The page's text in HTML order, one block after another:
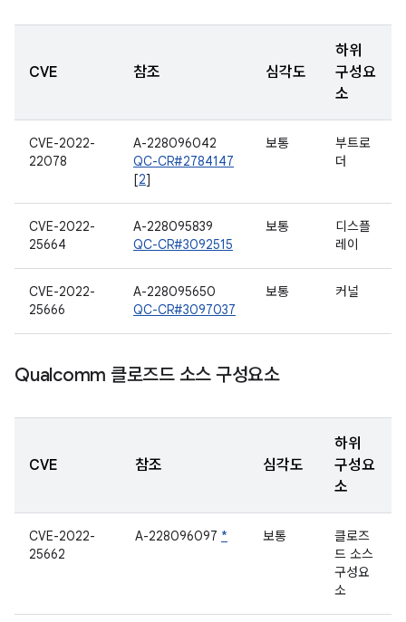
CVE 참조 심각도
하위
구성요
소
CVE-2022-
22078
A-228096042
QC-CR#2784147
[2]
보통
부트로
더
CVE-2022-
25664
A-228095839
QC-CR#3092515
보통
디스플
레이
CVE-2022-
25666
A-228095650
QC-CR#3097037
보통 커널
Qualcomm 클로즈드 소스 구성요소
CVE 참조 심각도
하위
구성요
소
CVE-2022-
25662
A-228096097 * 보통
클로즈
드 소스
구성요
소